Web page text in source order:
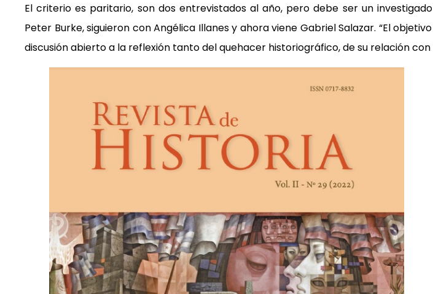
El criterio es paritario, son dos entrevistados al año, pero debe ser un
Peter Burke, siguieron con Angélica Illanes y ahora viene Gabriel Salazar. “El
discusión abierto a la reflexión tanto del quehacer historiográfico, de su relación